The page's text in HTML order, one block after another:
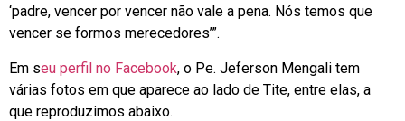
‘padre, vencer por vencer não vale a pena. Nós temos que
vencer se formos merecedores’”.
Em seu perfil no Facebook, o Pe. Jeferson Mengali tem
várias fotos em que aparece ao lado de Tite, entre elas, a
que reproduzimos abaixo.